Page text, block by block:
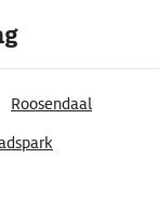
Roosendaal